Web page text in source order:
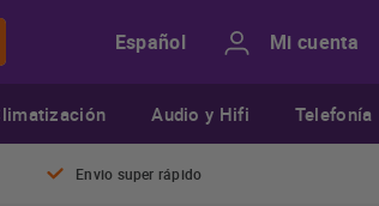
Español Mi cuenta
Audio y Hifi Telefonía
Envio super rápido